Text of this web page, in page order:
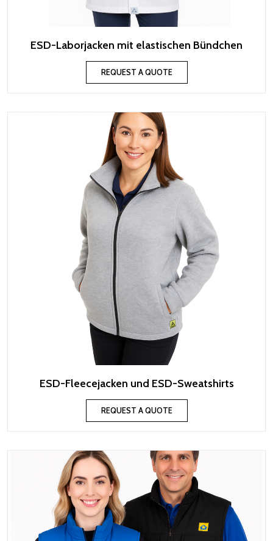
ESD-Laborjacken mit elastischen Bündchen
REQUEST A QUOTE
ESD-Fleecejacken und ESD-Sweatshirts
REQUEST A QUOTE